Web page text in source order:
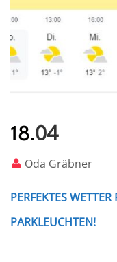
18.04
Oda Gräbner
PERFEKTES
PARKLEUCHTEN!